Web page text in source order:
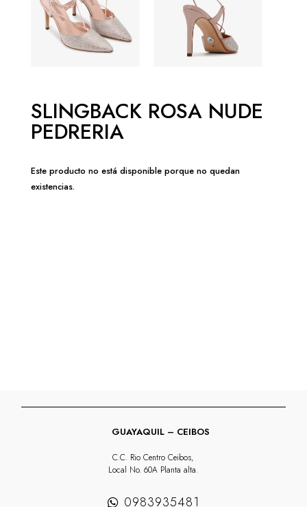
SLINGBACK ROSA NUDE
PEDRERIA
Este producto no está disponible porque no quedan
existencias.
GUAYAQUIL – CEIBOS
C.C. Rio Centro Ceibos,
Local No. 60A Planta alta.
0983935481